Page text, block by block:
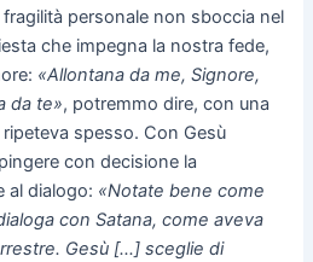
fragilità personale non sboccia nel
che impegna la nostra fede,
«Allontana da me, Signore,
da te», potremmo dire, con una
spesso. Con Gesù
con decisione la
al dialogo: «Notate bene come
con Satana, come aveva
Gesù [...] sceglie di